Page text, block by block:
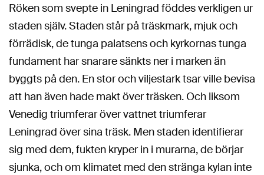
Röken som svepte in Leningrad föddes verkligen ur
staden själv. Staden står på träskmark, mjuk och
förrädisk, de tunga palatsens och kyrkornas tunga
fundament har snarare sänkts ner i marken än
byggts på den. En stor och viljestark tsar ville bevisa
att han även hade makt över träsken. Och liksom
Venedig triumferar över vattnet triumferar
Leningrad över sina träsk. Men staden identifierar
sig med dem, fukten kryper in i murarna, de börjar
sjunka, och om klimatet med den stränga kylan inte